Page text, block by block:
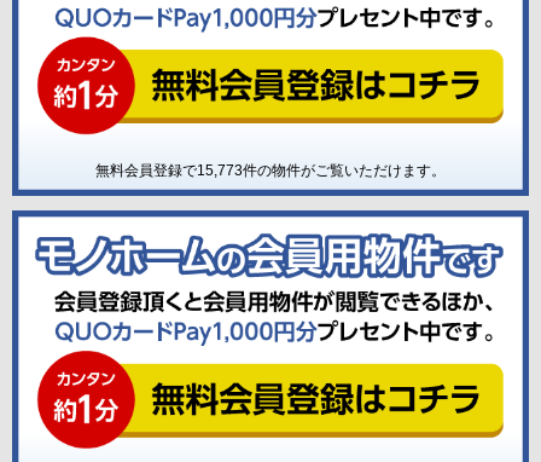
無料会員登録で15,773件の物件がご覧いただけます。